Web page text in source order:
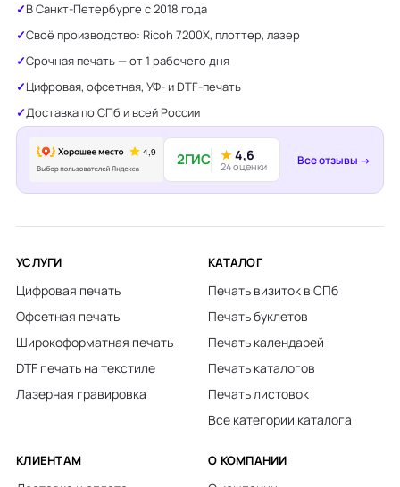
В Санкт-Петербурге с 2018 года
Своё производство: Ricoh 7200X, плоттер, лазер
Срочная печать — от 1 рабочего дня
Цифровая, офсетная, УФ- и DTF-печать
Доставка по СПб и всей России
2ГИС ★4,6
24 оценки Все отзывы →
УСЛУГИ
Цифровая печать
Офсетная печать
Широкоформатная печать
DTF печать на текстиле
Лазерная гравировка
КАТАЛОГ
Печать визиток в СПб
Печать буклетов
Печать календарей
Печать каталогов
Печать листовок
Все категории каталога
КЛИЕНТАМ О КОМПАНИИ